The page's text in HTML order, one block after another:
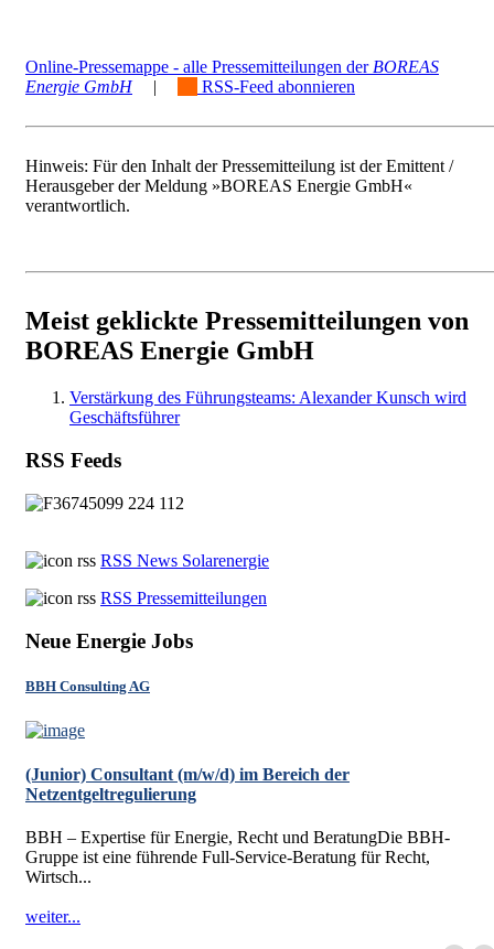
Online-Pressemappe - alle Pressemitteilungen derBOREAS
Energie GmbH
RSS-Feed abonnieren
Hinweis: Für den Inhalt der Pressemitteilung ist der Emittent /
Herausgeber der Meldung »BOREAS Energie GmbH«
verantwortlich.
Meist geklickte Pressemitteilungen von
BOREAS Energie GmbH
Verstärkung des Führungsteams: Alexander Kunsch wird
Geschäftsführer
RSS Feeds
RSS News Solarenergie
RSS Pressemitteilungen
Neue Energie Jobs
BBH Consulting AG
(Junior) Consultant (m/w/d) im Bereich der
Netzentgeltregulierung
BBH – Expertise für Energie, Recht und BeratungDie BBH-
Gruppe ist eine führende Full-Service-Beratung für Recht,
Wirtsch...
weiter...